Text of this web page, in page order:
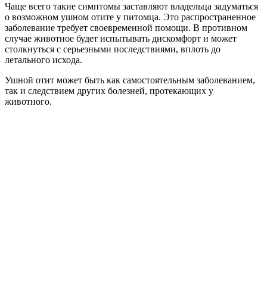
Чаще всего такие симптомы заставляют владельца задуматься
о возможном ушном отите у питомца. Это распространенное
заболевание требует своевременной помощи. В противном
случае животное будет испытывать дискомфорт и может
столкнуться с серьезными последствиями, вплоть до
летального исхода.
Ушной отит может быть как самостоятельным заболеванием,
так и следствием других болезней, протекающих у
животного.